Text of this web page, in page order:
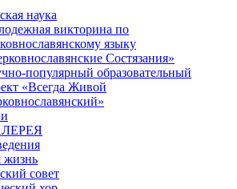
наука
викторина по
языку
Состязания»
популярный образовательный
«Всегда Живой
жизнь
совет